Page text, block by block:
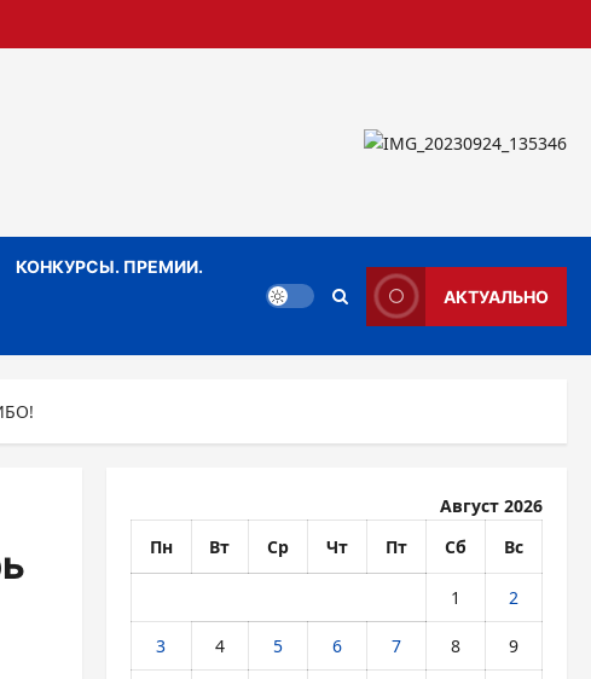
КОНКУРСЫ. ПРЕМИИ.
АКТУАЛЬНО
Август 2026
Пн
Вт Ср Чт Пт Сб Вс
1 2
3 4 5 6 7 8 9